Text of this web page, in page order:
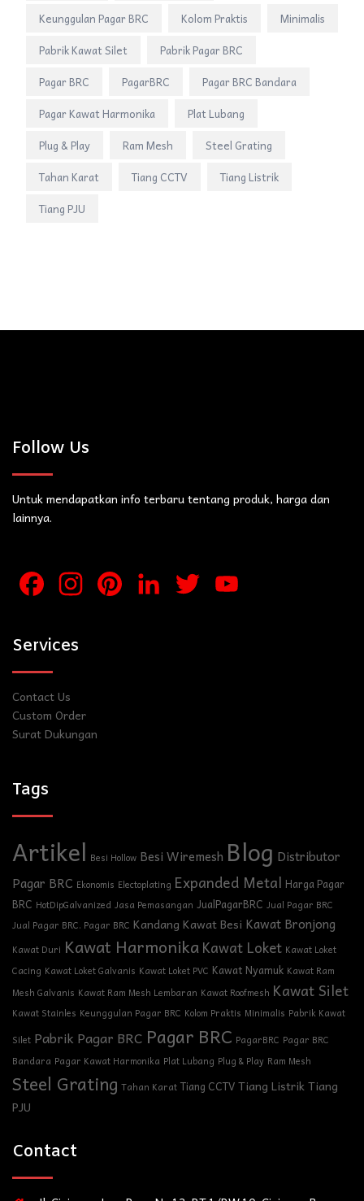
Keunggulan Pagar BRC
Kolom Praktis
Minimalis
Pabrik Kawat Silet
Pabrik Pagar BRC
Pagar BRC
PagarBRC
Pagar BRC Bandara
Pagar Kawat Harmonika
Plat Lubang
Plug & Play
Ram Mesh
Steel Grating
Tahan Karat
Tiang CCTV
Tiang Listrik
Tiang PJU
Follow Us
Untuk mendapatkan info terbaru tentang produk, harga dan
lainnya.
FacebookInstagramPinterestLinkedInTwitter
Services
Contact Us
Custom Order
Surat Dukungan
Tags
Artikel Besi Hollow Besi Wiremesh Blog Distributor
Pagar BRC Ekonomis Electoplating Expanded Metal Harga Pagar
BRC HotDipGalvanized Jasa Pemasangan JualPagarBRC Jual Pagar BRC
Jual Pagar BRC. Pagar BRC Kandang Kawat Besi Kawat Bronjong
Kawat Duri Kawat HarmonikaKawat Loket Kawat Loket
Cacing Kawat Loket Galvanis Kawat Loket PVC Kawat Nyamuk Kawat Ram
Mesh Galvanis Kawat Ram Mesh Lembaran Kawat Roofmesh Kawat Silet
Kawat Stainles Keunggulan Pagar BRC Kolom Praktis Minimalis Pabrik Kawat
Silet Pabrik Pagar BRC Pagar BRC PagarBRC Pagar BRC
Bandara Pagar Kawat Harmonika Plat Lubang Plug & Play Ram Mesh
Steel Grating Tahan Karat Tiang CCTVTiang ListrikTiang
PJU
Contact